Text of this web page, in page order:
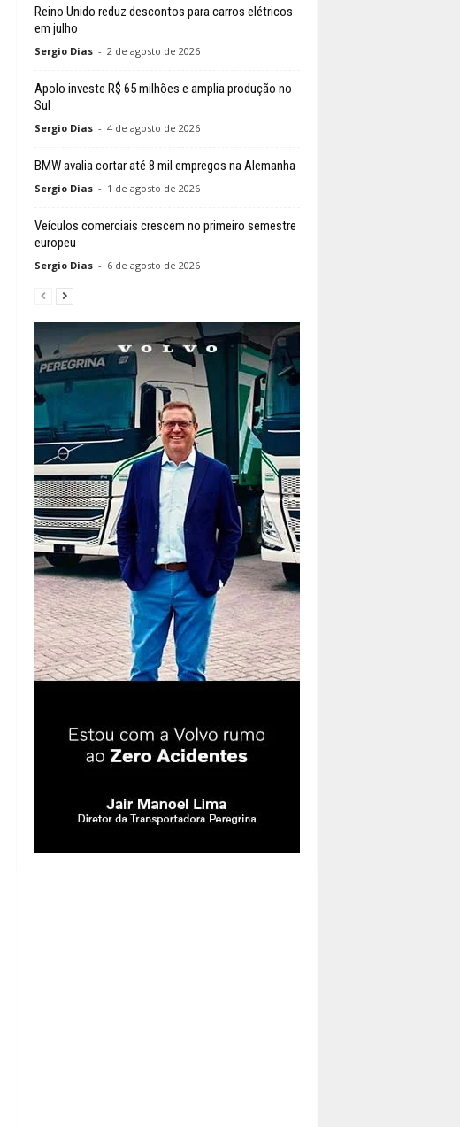
Reino Unido reduz descontos para carros elétricos
em julho
Sergio Dias - 2 de agosto de 2026
Apolo investe R$ 65 milhões e amplia produção no
Sul
Sergio Dias - 4 de agosto de 2026
BMW avalia cortar até 8 mil empregos na Alemanha
Sergio Dias - 1 de agosto de 2026
Veículos comerciais crescem no primeiro semestre
europeu
Sergio Dias - 6 de agosto de 2026